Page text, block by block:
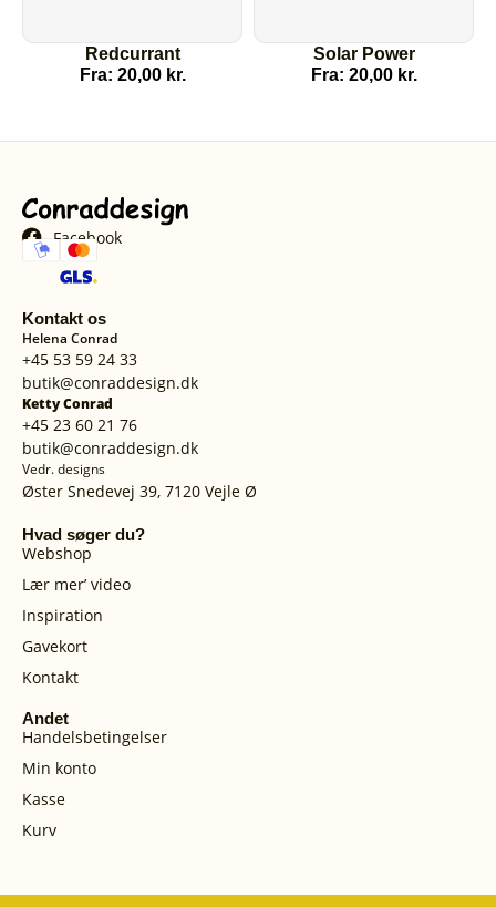
Redcurrant
Fra: 20,00 kr.
Solar Power
Fra: 20,00 kr.
Facebook
Kontakt os
Helena Conrad
+45 53 59 24 33
butik@conraddesign.dk
Ketty Conrad
+45 23 60 21 76
butik@conraddesign.dk
Vedr. designs
Øster Snedevej 39, 7120 Vejle Ø
Hvad søger du?
Webshop
Lær mer’ video
Inspiration
Gavekort
Kontakt
Andet
Handelsbetingelser
Min konto
Kasse
Kurv